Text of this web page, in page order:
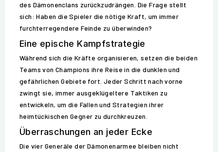
des Dämonenclans zurückzudrängen. Die Frage stellt
sich: Haben die Spieler die nötige Kraft, um immer
furchterregendere Feinde zu überwinden?
Eine epische Kampfstrategie
Während sich die Kräfte organisieren, setzen die beiden
Teams von Champions ihre Reise in die dunklen und
gefährlichen Gebiete fort. Jeder Schritt nach vorne
zwingt sie, immer ausgeklügeltere Taktiken zu
entwickeln, um die Fallen und Strategien ihrer
heimtückischen Gegner zu durchkreuzen.
Überraschungen an jeder Ecke
Die vier Generäle der Dämonenarmee bleiben nicht